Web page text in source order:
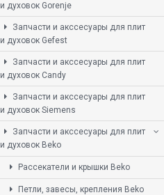
и духовок Gorenje
Запчасти и акссесуары для плит
и духовок Gefest
Запчасти и акссесуары для плит
и духовок Candy
Запчасти и акссесуары для плит
и духовок Siemens
Запчасти и акссесуары для плит
и духовок Beko
Рассекатели и крышки Beko
Петли, завесы, крепления Beko